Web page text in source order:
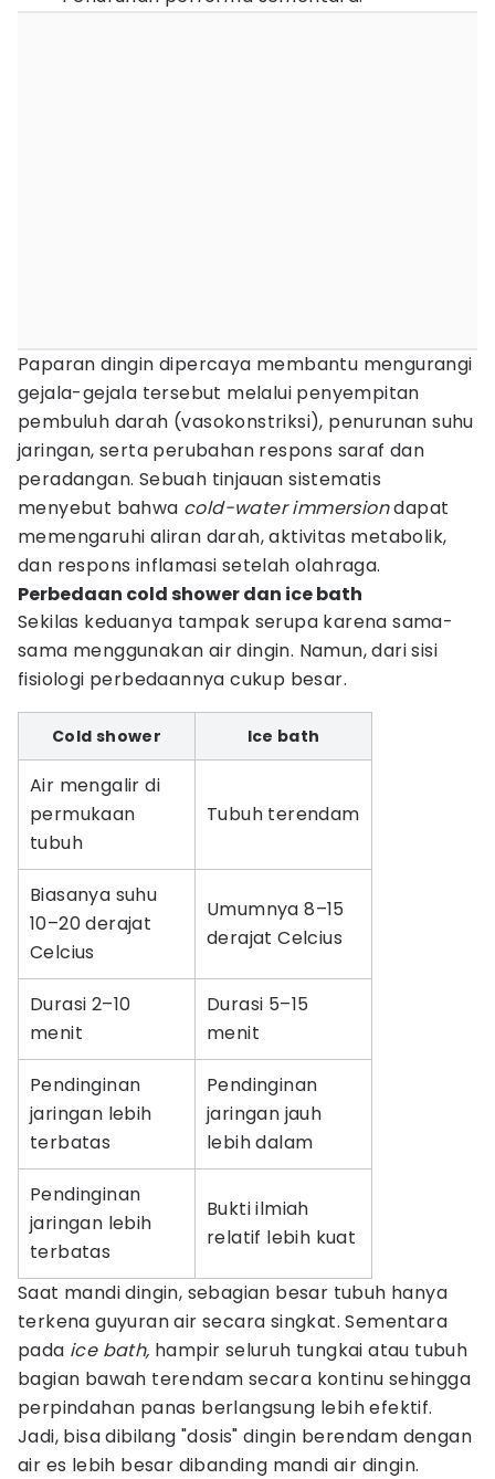
Paparan dingin dipercaya membantu mengurangi
gejala-gejala tersebut melalui penyempitan
pembuluh darah (vasokonstriksi), penurunan suhu
jaringan, serta perubahan respons saraf dan
peradangan. Sebuah tinjauan sistematis
menyebut bahwa cold-water immersiondapat
memengaruhi aliran darah, aktivitas metabolik,
dan respons inflamasi setelah olahraga.
Perbedaan cold shower dan ice bath
Sekilas keduanya tampak serupa karena sama-
sama menggunakan air dingin. Namun, dari sisi
fisiologi perbedaannya cukup besar.
Cold shower Ice bath
Air mengalir di
permukaan
tubuh
Tubuh terendam
Biasanya suhu
10–20 derajat
Celcius
Umumnya 8–15
derajat Celcius
Durasi 2–10
menit
Durasi 5–15
menit
Pendinginan
jaringan lebih
terbatas
Pendinginan
jaringan jauh
lebih dalam
Pendinginan
jaringan lebih
terbatas
Bukti ilmiah
relatif lebih kuat
Saat mandi dingin, sebagian besar tubuh hanya
terkena guyuran air secara singkat. Sementara
pada ice bath, hampir seluruh tungkai atau tubuh
bagian bawah terendam secara kontinu sehingga
perpindahan panas berlangsung lebih efektif.
Jadi, bisa dibilang "dosis" dingin berendam dengan
air es lebih besar dibanding mandi air dingin.